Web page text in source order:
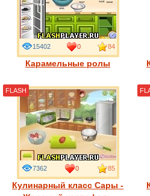
Карамельные ролы
15402 0 84
Кулинарный класс Сары -
7362 0 85
FLASH